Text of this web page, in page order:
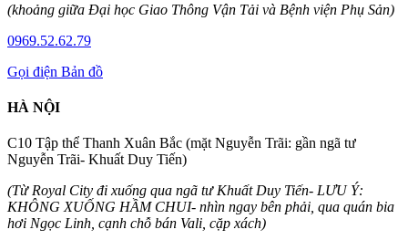
(khoảng giữa Đại học Giao Thông Vận Tải và Bệnh viện Phụ Sản)
0969.52.62.79
Gọi điện Bản đồ
HÀ NỘI
C10 Tập thể Thanh Xuân Bắc (mặt Nguyễn Trãi: gần ngã tư
Nguyễn Trãi- Khuất Duy Tiến)
(Từ Royal City đi xuống qua ngã tư Khuất Duy Tiến- LƯU Ý:
KHÔNG XUỐNG HẦM CHUI- nhìn ngay bên phải, qua quán bia
hơi Ngọc Linh, cạnh chỗ bán Vali, cặp xách)